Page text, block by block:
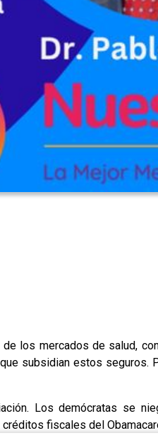
los mercados de salud,
subsidian estos seguros.
Los demócratas se
fiscales del